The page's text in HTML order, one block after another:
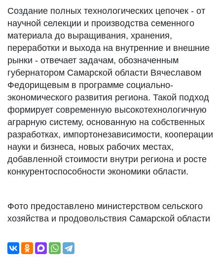
Создание полных технологических цепочек - от
научной селекции и производства семенного
материала до выращивания, хранения,
переработки и выхода на внутренние и внешние
рынки - отвечает задачам, обозначенным
губернатором Самарской области Вячеславом
Федорищевым в программе социально-
экономического развития региона. Такой подход
формирует современную высокотехнологичную
аграрную систему, основанную на собственных
разработках, импортонезависимости, кооперации
науки и бизнеса, новых рабочих местах,
добавленной стоимости внутри региона и росте
конкурентоспособности экономики области.
Фото предоставлено министерством сельского
хозяйства и продовольствия Самарской области